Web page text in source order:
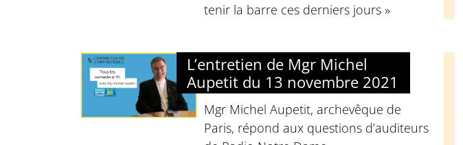
tenir la barre ces derniers jours »
L’entretien de Mgr Michel
Aupetit du 13 novembre 2021
Mgr Michel Aupetit, archevêque de
Paris, répond aux questions d’auditeurs